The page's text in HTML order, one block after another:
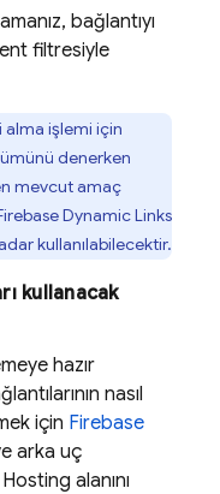
bağlantıyı
filtresiyle
işlemi için
denerken
mevcut amaç
Dynamic Links
kullanılabilecektir.
kullanacak
hazır
nasıl
için Firebase
arka uç
alanını